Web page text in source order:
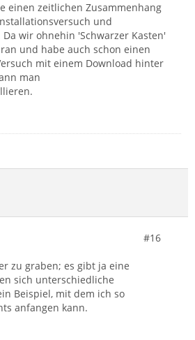
einen zeitlichen Zusammenhang
und
wir ohnehin 'Schwarzer Kasten'
und habe auch schon einen
mit einem Download hinter
man
#16
zu graben; es gibt ja eine
sich unterschiedliche
Beispiel, mit dem ich so
anfangen kann.